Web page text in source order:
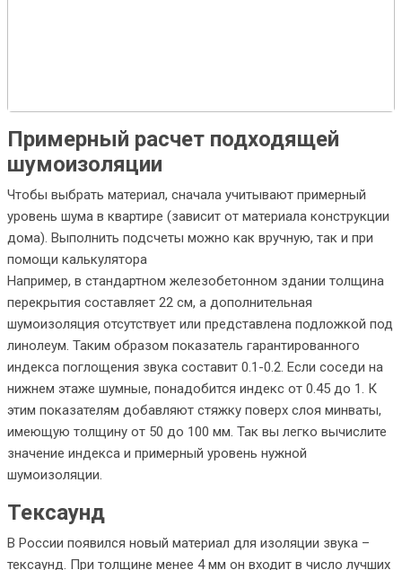
Примерный расчет подходящей
шумоизоляции
Чтобы выбрать материал, сначала учитывают примерный
уровень шума в квартире (зависит от материала конструкции
дома). Выполнить подсчеты можно как вручную, так и при
помощи калькулятора
Например, в стандартном железобетонном здании толщина
перекрытия составляет 22 см, а дополнительная
шумоизоляция отсутствует или представлена подложкой под
линолеум. Таким образом показатель гарантированного
индекса поглощения звука составит 0.1-0.2. Если соседи на
нижнем этаже шумные, понадобится индекс от 0.45 до 1. К
этим показателям добавляют стяжку поверх слоя минваты,
имеющую толщину от 50 до 100 мм. Так вы легко вычислите
значение индекса и примерный уровень нужной
шумоизоляции.
Тексаунд
В России появился новый материал для изоляции звука –
тексаунд. При толщине менее 4 мм он входит в число лучших